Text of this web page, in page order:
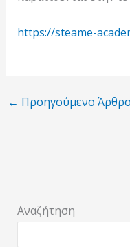
https://steame-
← Προηγούμενο Άρθρο
Αναζήτηση